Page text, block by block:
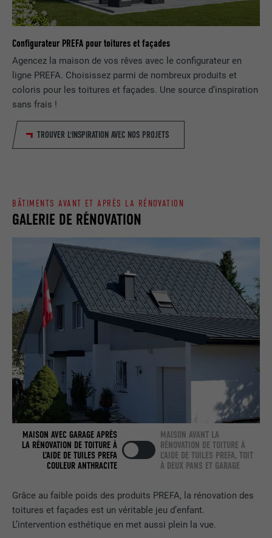
Configurateur PREFA pour toitures et façades
Agencez la maison de vos rêves avec le configurateur en
ligne PREFA. Choisissez parmi de nombreux produits et
coloris pour les toitures et façades. Une source d’inspiration
sans frais !
TROUVER L'INSPIRATION AVEC NOS PROJETS
Grâce au faible poids des produits PREFA, la rénovation des
toitures et façades est un véritable jeu d’enfant.
L’intervention esthétique en met aussi plein la vue.
GALERIE DE RÉNOVATION
BÂTIMENTS AVANT ET APRÈS LA RÉNOVATION
MAISON AVEC GARAGE APRÈS
LA RÉNOVATION DE TOITURE À
L’AIDE DE TUILES PREFA
COULEUR ANTHRACITE
MAISON AVANT LA
RÉNOVATION DE TOITURE À
L’AIDE DE TUILES PREFA, TOIT
À DEUX PANS ET GARAGE
EXPIRATION 1 jour
UTILITÉ
pour générer des données statistiques
sur la manière dont l'utilisateur utilise le
site Internet.
FOURNISSEUR Google Optimize
UTILITÉ
autorise l'utilisation de cookies. Ne
contient aucun élément d'identification.
NOM
FOURNISSEUR ads.linkedin.com
EXPIRATION Session
EXPIRATION Session
UTILITÉ
Internet contient une fenêtre « Suivez-
nous » intégrée.
NOM bcookie
FOURNISSEUR
EXPIRATION 2 ans
UTILITÉ
Utilisé par le service de réseau social
LinkedIn pour suivre l'utilisation de
services intégrés.
NOM bscookie
EXPIRATION 2 ans